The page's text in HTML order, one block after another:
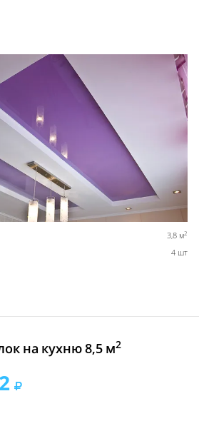
3,8 м2
4 шт
на кухню 8,5 м2